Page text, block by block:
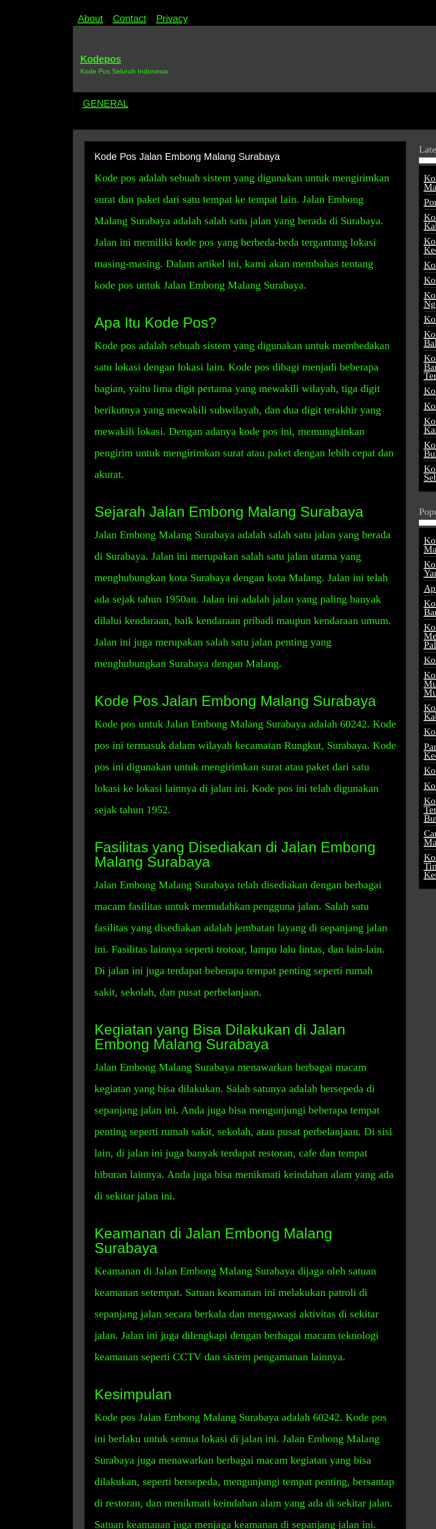
About Contact Privacy
Kodepos
Kode Pos Seluruh Indonesia
GENERAL
Kode Pos Jalan Embong Malang Surabaya
Kode pos adalah sebuah sistem yang digunakan untuk mengirimkan
surat dan paket dari satu tempat ke tempat lain. Jalan Embong
Malang Surabaya adalah salah satu jalan yang berada di Surabaya.
Jalan ini memiliki kode pos yang berbeda-beda tergantung lokasi
masing-masing. Dalam artikel ini, kami akan membahas tentang
kode pos untuk Jalan Embong Malang Surabaya.
Apa Itu Kode Pos?
Kode pos adalah sebuah sistem yang digunakan untuk membedakan
satu lokasi dengan lokasi lain. Kode pos dibagi menjadi beberapa
bagian, yaitu lima digit pertama yang mewakili wilayah, tiga digit
berikutnya yang mewakili subwilayah, dan dua digit terakhir yang
mewakili lokasi. Dengan adanya kode pos ini, memungkinkan
pengirim untuk mengirimkan surat atau paket dengan lebih cepat dan
akurat.
Sejarah Jalan Embong Malang Surabaya
Jalan Embong Malang Surabaya adalah salah satu jalan yang berada
di Surabaya. Jalan ini merupakan salah satu jalan utama yang
menghubungkan kota Surabaya dengan kota Malang. Jalan ini telah
ada sejak tahun 1950an. Jalan ini adalah jalan yang paling banyak
dilalui kendaraan, baik kendaraan pribadi maupun kendaraan umum.
Jalan ini juga merupakan salah satu jalan penting yang
menghubungkan Surabaya dengan Malang.
Kode Pos Jalan Embong Malang Surabaya
Kode pos untuk Jalan Embong Malang Surabaya adalah 60242. Kode
pos ini termasuk dalam wilayah kecamatan Rungkut, Surabaya. Kode
pos ini digunakan untuk mengirimkan surat atau paket dari satu
lokasi ke lokasi lainnya di jalan ini. Kode pos ini telah digunakan
sejak tahun 1952.
Fasilitas yang Disediakan di Jalan Embong
Malang Surabaya
Jalan Embong Malang Surabaya telah disediakan dengan berbagai
macam fasilitas untuk memudahkan pengguna jalan. Salah satu
fasilitas yang disediakan adalah jembatan layang di sepanjang jalan
ini. Fasilitas lainnya seperti trotoar, lampu lalu lintas, dan lain-lain.
Di jalan ini juga terdapat beberapa tempat penting seperti rumah
sakit, sekolah, dan pusat perbelanjaan.
Kegiatan yang Bisa Dilakukan di Jalan
Embong Malang Surabaya
Jalan Embong Malang Surabaya menawarkan berbagai macam
kegiatan yang bisa dilakukan. Salah satunya adalah bersepeda di
sepanjang jalan ini. Anda juga bisa mengunjungi beberapa tempat
penting seperti rumah sakit, sekolah, atau pusat perbelanjaan. Di sisi
lain, di jalan ini juga banyak terdapat restoran, cafe dan tempat
hiburan lainnya. Anda juga bisa menikmati keindahan alam yang ada
di sekitar jalan ini.
Keamanan di Jalan Embong Malang
Surabaya
Keamanan di Jalan Embong Malang Surabaya dijaga oleh satuan
keamanan setempat. Satuan keamanan ini melakukan patroli di
sepanjang jalan secara berkala dan mengawasi aktivitas di sekitar
jalan. Jalan ini juga dilengkapi dengan berbagai macam teknologi
keamanan seperti CCTV dan sistem pengamanan lainnya.
Kesimpulan
Kode pos Jalan Embong Malang Surabaya adalah 60242. Kode pos
ini berlaku untuk semua lokasi di jalan ini. Jalan Embong Malang
Surabaya juga menawarkan berbagai macam kegiatan yang bisa
dilakukan, seperti bersepeda, mengunjungi tempat penting, bersantap
di restoran, dan menikmati keindahan alam yang ada di sekitar jalan.
Satuan keamanan juga menjaga keamanan di sepanjang jalan ini.